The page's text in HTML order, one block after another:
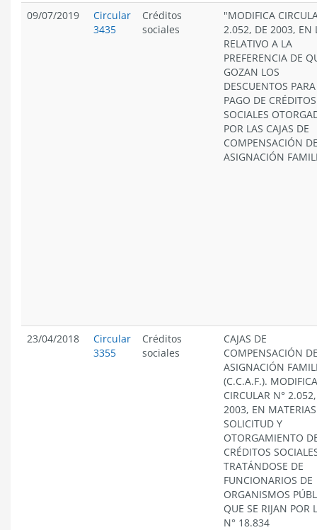
09/07/2019
Circular
3435
Créditos
sociales
"MODIFICA
2.052, DE 2003, EN
RELATIVO A LA
PREFERENCIA DE
GOZAN LOS
DESCUENTOS
PAGO DE CRÉDITOS
SOCIALES
POR LAS CAJAS DE
COMPENSACIÓN
ASIGNACIÓN
23/04/2018
Circular
3355
Créditos
sociales
CAJAS DE
COMPENSACIÓN
ASIGNACIÓN
(C.C.A.F.). MODIFICA
CIRCULAR N°
2003, EN
SOLICITUD Y
OTORGAMIENTO
CRÉDITOS
TRATÁNDOSE DE
FUNCIONARIOS DE
ORGANISMOS
QUE SE RIJAN POR
N° 18.834